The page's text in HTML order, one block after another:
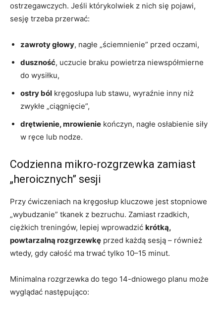
ostrzegawczych. Jeśli którykolwiek z nich się pojawi,
sesję trzeba przerwać:
zawroty głowy, nagłe „ściemnienie” przed oczami,
duszność, uczucie braku powietrza niewspółmierne
do wysiłku,
ostry ból kręgosłupa lub stawu, wyraźnie inny niż
zwykłe „ciągnięcie”,
drętwienie, mrowienie kończyn, nagłe osłabienie siły
w ręce lub nodze.
Codzienna mikro-rozgrzewka zamiast
„heroicznych” sesji
Przy ćwiczeniach na kręgosłup kluczowe jest stopniowe
„wybudzanie” tkanek z bezruchu. Zamiast rzadkich,
ciężkich treningów, lepiej wprowadzić krótką,
powtarzalną rozgrzewkę przed każdą sesją – również
wtedy, gdy całość ma trwać tylko 10–15 minut.
Minimalna rozgrzewka do tego 14-dniowego planu może
wyglądać następująco: